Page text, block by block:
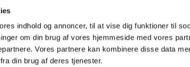
indhold og annoncer, til at vise dig funktioner til
om din brug af vores hjemmeside med vores
Vores partnere kan kombinere disse data
din brug af deres tjenester.